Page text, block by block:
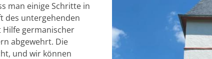
man einige Schritte in
des untergehenden
germanischer
abgewehrt. Die
und wir können